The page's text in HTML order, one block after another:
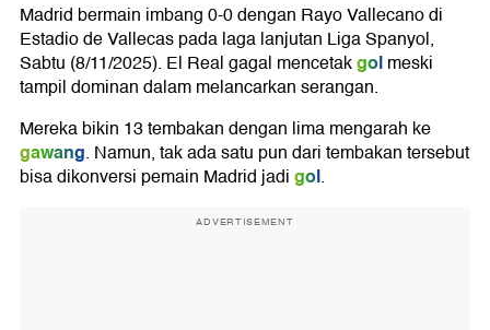
Madrid bermain imbang 0-0 dengan Rayo Vallecano di
Estadio de Vallecas pada laga lanjutan Liga Spanyol,
Sabtu (8/11/2025). El Real gagal mencetakgolmeski
tampil dominan dalam melancarkan serangan.
Mereka bikin 13 tembakan dengan lima mengarah ke
gawang. Namun, tak ada satu pun dari tembakan tersebut
bisa dikonversi pemain Madrid jadigol.
ADVERTISEMENT